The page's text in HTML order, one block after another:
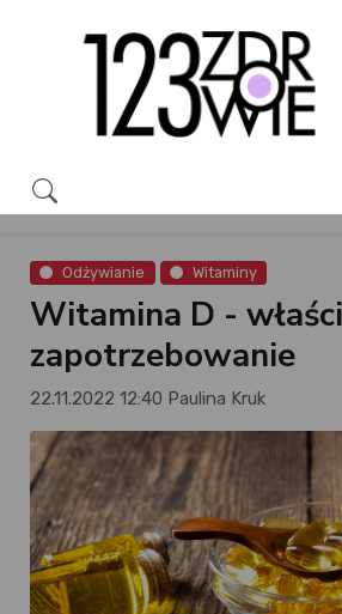
Odżywianie Witaminy
Witamina D -
zapotrzebowanie
22.11.2022 12:40 Paulina Kruk